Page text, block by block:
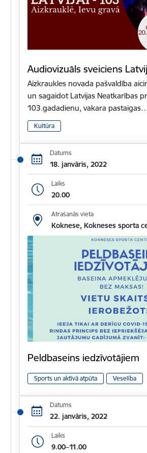
Audiovizuāls sveiciens
Aizkraukles novada pašvaldība
un sagaidot Latvijas Neatkarības
103.gadadienu, vakara pastaigas…
Kultūra
Datums
18. janvāris, 2022
Laiks
20.00
Atrašanās vieta
Koknese, Kokneses sporta
Peldbaseins iedzīvotājiem
Sports un aktīvā atpūta Veselība
Datums
22. janvāris, 2022
Laiks
9.00–11.00